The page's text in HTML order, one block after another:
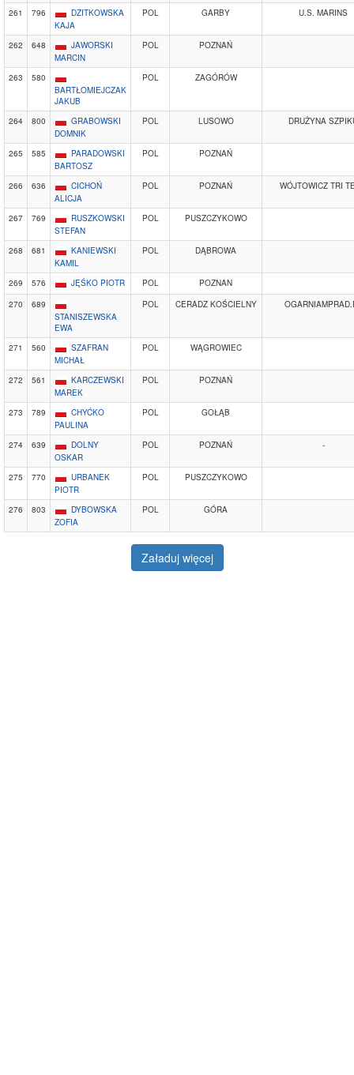
261 796
DZITKOWSKA
KAJA
POL GARBY U.S. MARINS
262 648
JAWORSKI
MARCIN
POL POZNAŃ
263
580
BARTŁOMIEJCZAK
JAKUB
POL ZAGÓRÓW
264 800
GRABOWSKI
DOMNIK
POL LUSOWO DRUŻYNA
265 585
PARADOWSKI
BARTOSZ
POL POZNAŃ
266 636
CICHOŃ
ALICJA
POL POZNAŃ WÓJTOWICZ TRI
267 769
RUSZKOWSKI
STEFAN
POL PUSZCZYKOWO
268 681
KANIEWSKI
KAMIL
POL DĄBROWA
269 576 JĘŚKO PIOTR POL
POZNAN
270
689
STANISZEWSKA
EWA
POL CERADZ KOŚCIELNY
271 560
SZAFRAN
MICHAŁ
POL WĄGROWIEC
272 561
KARCZEWSKI
MAREK
POL POZNAŃ
273 789
CHYĆKO
PAULINA
POL GOŁĄB
274 639
DOLNY
OSKAR
POL POZNAŃ -
275 770
URBANEK
PIOTR
POL PUSZCZYKOWO
276 803
DYBOWSKA
ZOFIA
POL GÓRA
Załaduj więcej